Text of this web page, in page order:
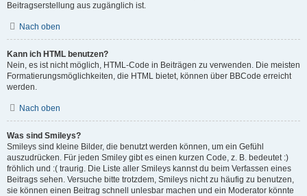
Beitragserstellung aus zugänglich ist.
Nach oben
Kann ich HTML benutzen?
Nein, es ist nicht möglich, HTML-Code in Beiträgen zu verwenden. Die meisten
Formatierungsmöglichkeiten, die HTML bietet, können über BBCode erreicht
werden.
Nach oben
Was sind Smileys?
Smileys sind kleine Bilder, die benutzt werden können, um ein Gefühl
auszudrücken. Für jeden Smiley gibt es einen kurzen Code, z. B. bedeutet :)
fröhlich und :( traurig. Die Liste aller Smileys kannst du beim Verfassen eines
Beitrags sehen. Versuche bitte trotzdem, Smileys nicht zu häufig zu benutzen,
sie können einen Beitrag schnell unlesbar machen und ein Moderator könnte